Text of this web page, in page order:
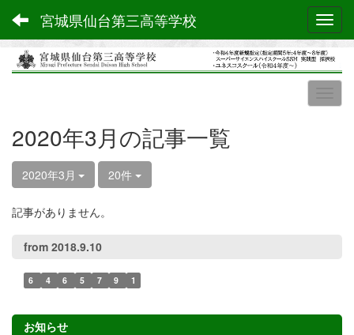
宮城県仙台第三高等学校
2020年3月の記事一覧
2020年3月 20件
記事がありません。
from 2018.9.10
6 4 6 5 7 9 1
お知らせ